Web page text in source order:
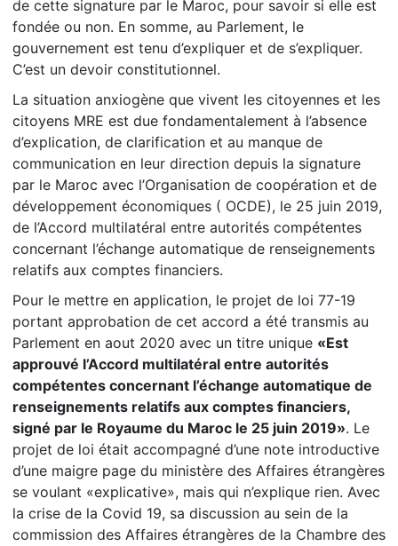
de cette signature par le Maroc, pour savoir si elle est
fondée ou non. En somme, au Parlement, le
gouvernement est tenu d’expliquer et de s’expliquer.
C’est un devoir constitutionnel.
La situation anxiogène que vivent les citoyennes et les
citoyens MRE est due fondamentalement à l’absence
d’explication, de clarification et au manque de
communication en leur direction depuis la signature
par le Maroc avec l’Organisation de coopération et de
développement économiques ( OCDE), le 25 juin 2019,
de l’Accord multilatéral entre autorités compétentes
concernant l’échange automatique de renseignements
relatifs aux comptes financiers.
Pour le mettre en application, le projet de loi 77-19
portant approbation de cet accord a été transmis au
Parlement en aout 2020 avec un titre unique «Est
approuvé l’Accord multilatéral entre autorités
compétentes concernant l’échange automatique de
renseignements relatifs aux comptes financiers,
signé par le Royaume du Maroc le 25 juin 2019». Le
projet de loi était accompagné d’une note introductive
d’une maigre page du ministère des Affaires étrangères
se voulant «explicative», mais qui n’explique rien. Avec
la crise de la Covid 19, sa discussion au sein de la
commission des Affaires étrangères de la Chambre des